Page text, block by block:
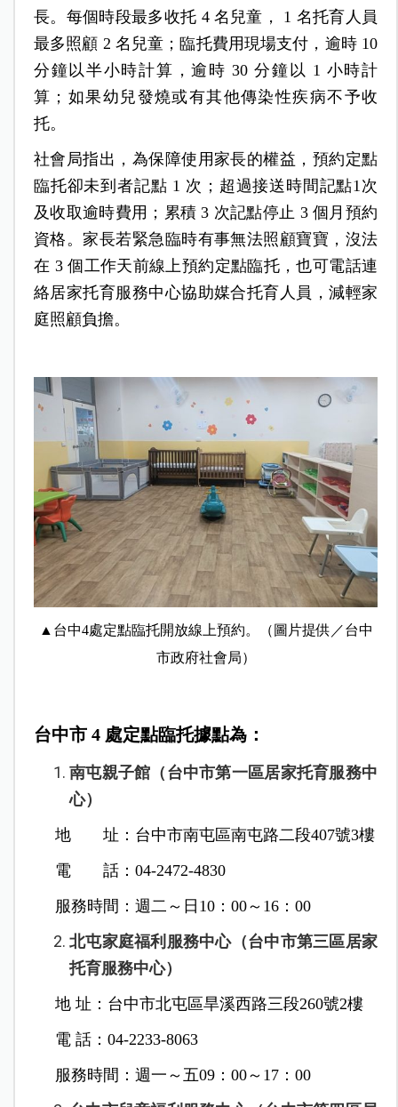
長。每個時段最多收托 4 名兒童， 1 名托育人員
最多照顧 2 名兒童；臨托費用現場支付，逾時 10
分鐘以半小時計算，逾時 30 分鐘以 1 小時計
算；如果幼兒發燒或有其他傳染性疾病不予收
托。
社會局指出，為保障使用家長的權益，預約定點
臨托卻未到者記點 1 次；超過接送時間記點1次
及收取逾時費用；累積 3 次記點停止 3 個月預約
資格。家長若緊急臨時有事無法照顧寶寶，沒法
在 3 個工作天前線上預約定點臨托，也可電話連
絡居家托育服務中心協助媒合托育人員，減輕家
庭照顧負擔。
▲台中4處定點臨托開放線上預約。（圖片提供／台中
市政府社會局）
台中市 4 處定點臨托據點為：
南屯親子館（台中市第一區居家托育服務中
心）
地 址：台中市南屯區南屯路二段407號3樓
電 話：04-2472-4830
服務時間：週二～日10：00～16：00
北屯家庭福利服務中心（台中市第三區居家
托育服務中心）
地 址：台中市北屯區旱溪西路三段260號2樓
電 話：04-2233-8063
服務時間：週一～五09：00～17：00